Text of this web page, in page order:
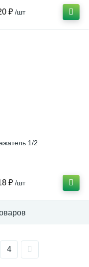
₽ /шт
1/2
₽ /шт
4